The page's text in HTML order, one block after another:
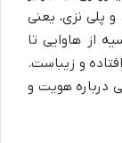
پلی نزی، یعنی
از هاوایی تا
و زیباست.
درباره هویت و